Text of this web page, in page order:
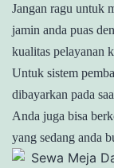
Jangan ragu untuk
jamin anda puas
kualitas pelayanan
Untuk sistem
dibayarkan pada
Anda juga bisa
yang sedang anda